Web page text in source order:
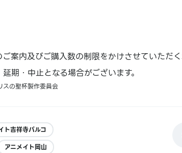
案内及びご購入数の制限をかけさせていただく
期・中止となる場合がございます。
の聖杯製作委員会
ト吉祥寺パルコ
アニメイト岡山